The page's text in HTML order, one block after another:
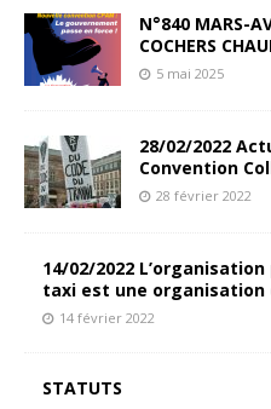
N°840 MARS-
COCHERS
5 mai 2025
28/02/2022
Convention
28 février 2022
14/02/2022
taxi est une organisation
14 février 2022
STATUTS